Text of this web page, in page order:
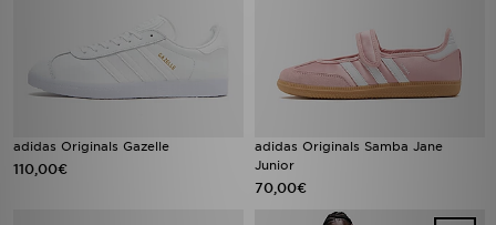
adidas Originals Gazelle
110,00€
adidas Originals Samba Jane
Junior
70,00€